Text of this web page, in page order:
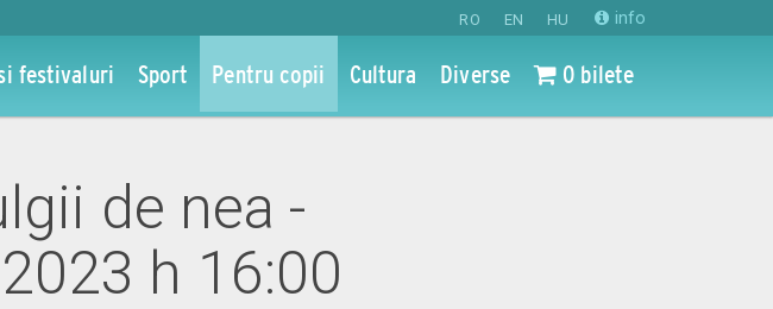
RO EN HU info
festivaluri Sport Pentru copii Cultura Diverse 0 bilete
de nea -
h 16:00